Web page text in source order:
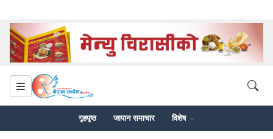
गृहपृष्ठ जापान समाचार विशेष